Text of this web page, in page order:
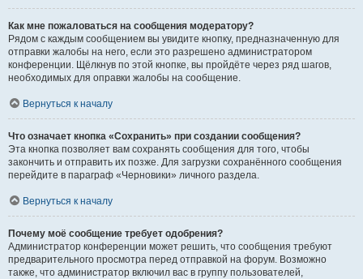
Как мне пожаловаться на сообщения модератору?
Рядом с каждым сообщением вы увидите кнопку, предназначенную для
отправки жалобы на него, если это разрешено администратором
конференции. Щёлкнув по этой кнопке, вы пройдёте через ряд шагов,
необходимых для оправки жалобы на сообщение.
Вернуться к началу
Что означает кнопка «Сохранить» при создании сообщения?
Эта кнопка позволяет вам сохранять сообщения для того, чтобы
закончить и отправить их позже. Для загрузки сохранённого сообщения
перейдите в параграф «Черновики» личного раздела.
Вернуться к началу
Почему моё сообщение требует одобрения?
Администратор конференции может решить, что сообщения требуют
предварительного просмотра перед отправкой на форум. Возможно
также, что администратор включил вас в группу пользователей,